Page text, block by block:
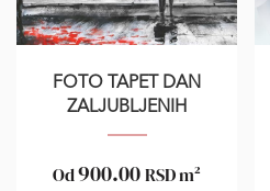
FOTO TAPET DAN
ZALJUBLJENIH
Od900.00RSDm²